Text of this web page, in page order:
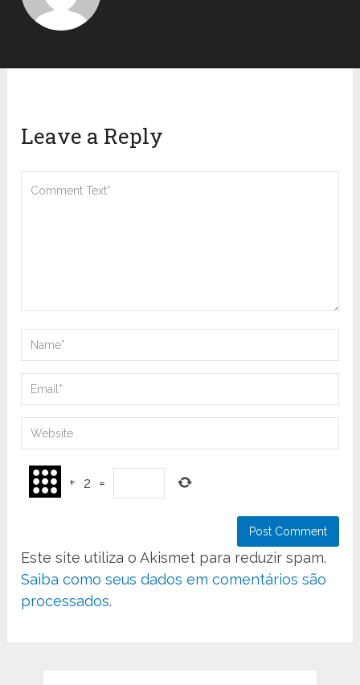
Leave a Reply
+ 2 =
Este site utiliza o Akismet para reduzir spam.
Saiba como seus dados em comentários são
processados.